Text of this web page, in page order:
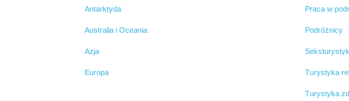
Antarktyda
Australia i Oceania
Azja
Europa
Praca w
Podróżnicy
Turystyka
Turystyka